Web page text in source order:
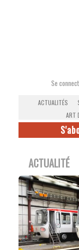
Se
ACTUALITÉS
ART
ACTUALITÉ